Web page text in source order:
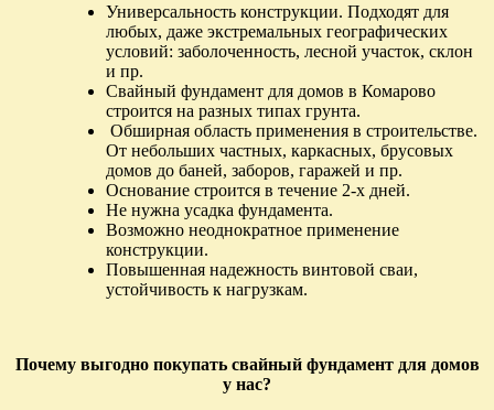
Универсальность конструкции. Подходят для
любых, даже экстремальных географических
условий: заболоченность, лесной участок, склон
и пр.
Свайный фундамент для домов в Комарово
строится на разных типах грунта.
Обширная область применения в строительстве.
От небольших частных, каркасных, брусовых
домов до баней, заборов, гаражей и пр.
Основание строится в течение 2-х дней.
Не нужна усадка фундамента.
Возможно неоднократное применение
конструкции.
Повышенная надежность винтовой сваи,
устойчивость к нагрузкам.
Почему выгодно покупать cвайный фундамент для домов
у нас?